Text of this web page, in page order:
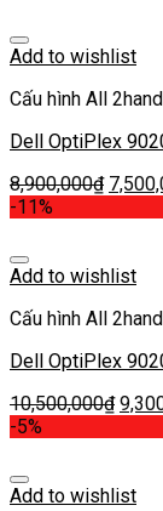
Add to wishlist
Cấu hình All 2hand
Dell OptiPlex
8,900,000₫
-11%
Add to wishlist
Cấu hình All 2hand
Dell OptiPlex
10,500,000₫
-5%
Add to wishlist